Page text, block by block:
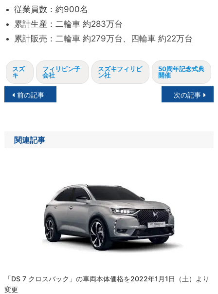
従業員数：約900名
累計生産：二輪車 約283万台
累計販売：二輪車 約279万台、四輪車 約22万台
スズ
キ
フィリピン子
会社
スズキフィリピ
ン社
50周年記念式典
開催
投
ナ
ビ
前の記事 次の記事
関連記事
「DS 7 クロスバック」の車両本体価格を2022年1月1日（土）より
変更